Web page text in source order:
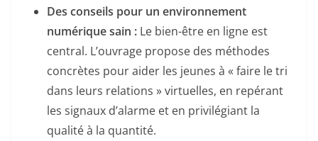
Des conseils pour un environnement
numérique sain : Le bien-être en ligne est
central. L’ouvrage propose des méthodes
concrètes pour aider les jeunes à « faire le tri
dans leurs relations » virtuelles, en repérant
les signaux d’alarme et en privilégiant la
qualité à la quantité.